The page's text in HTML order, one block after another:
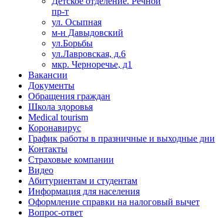
пр-т
ул. Осыпная
м-н Давыдовский
ул.Борьбы
ул.Лавровская, д.6
мкр. Черноречье, д1
Вакансии
Документы
Обращения граждан
Школа здоровья
Medical tourism
Коронавирус
График работы в празничные и выходные дни
Контакты
Страховые компании
Видео
Абитуриентам и студентам
Информация для населения
Оформление справки на налоговый вычет
Вопрос-ответ